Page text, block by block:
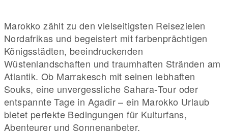
Marokko zählt zu den vielseitigsten Reisezielen
Nordafrikas und begeistert mit farbenprächtigen
Königsstädten, beeindruckenden
Wüstenlandschaften und traumhaften Stränden am
Atlantik. Ob Marrakesch mit seinen lebhaften
Souks, eine unvergessliche Sahara‑Tour oder
entspannte Tage in Agadir – ein Marokko Urlaub
bietet perfekte Bedingungen für Kulturfans,
Abenteurer und Sonnenanbeter.